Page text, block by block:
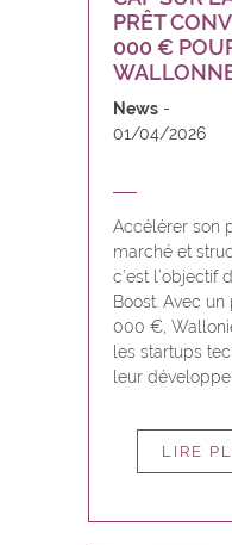
PRÊT
000 €
News
01/04/2026
Accélérer son
marché et
c’est l’objectif
Boost. Avec
000 €,
les startups
leur
LIRE